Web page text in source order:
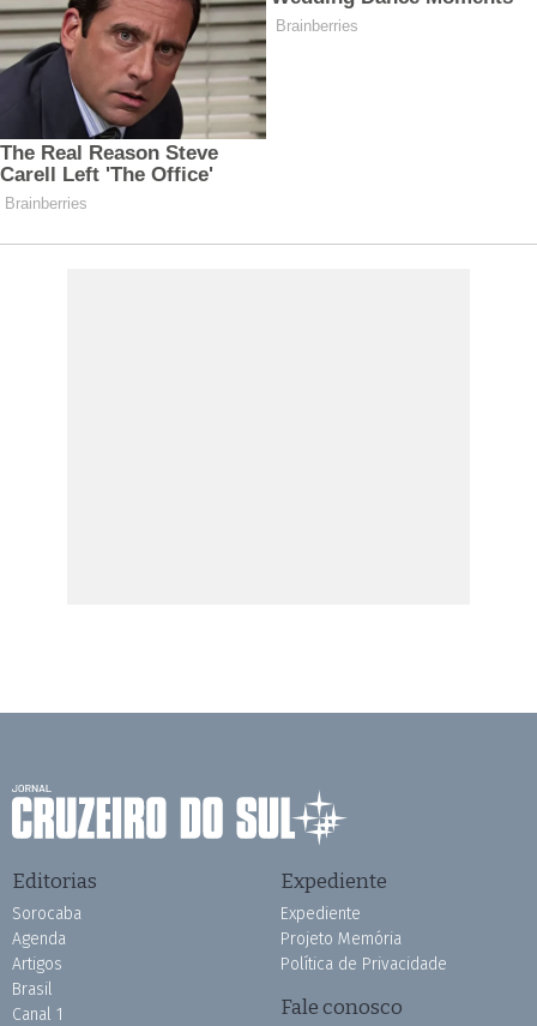
Editorias
Sorocaba
Agenda
Artigos
Brasil
Canal 1
Expediente
Expediente
Projeto Memória
Política de Privacidade
Fale conosco